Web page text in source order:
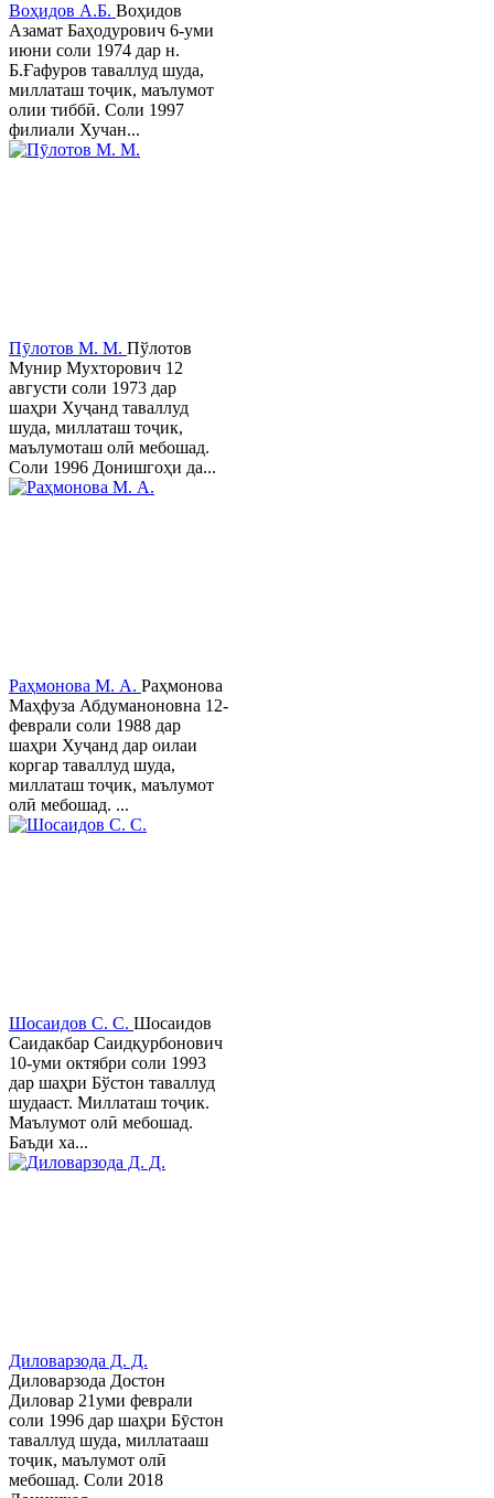
Воҳидов А.Б. Воҳидов
Азамат Баҳодурович 6-уми
июни соли 1974 дар н.
Б.Ғафуров таваллуд шуда,
миллаташ тоҷик, маълумот
олии тиббӣ. Соли 1997
филиали Хучан...
Пӯлотов М. М. Пўлотов
Мунир Мухторович 12
августи соли 1973 дар
шаҳри Хуҷанд таваллуд
шуда, миллаташ тоҷик,
маълумоташ олӣ мебошад.
Соли 1996 Донишгоҳи да...
Раҳмонова М. А. Раҳмонова
Маҳфуза Абдуманоновна 12-
феврали соли 1988 дар
шаҳри Хуҷанд дар оилаи
коргар таваллуд шуда,
миллаташ тоҷик, маълумот
олӣ мебошад. ...
Шосаидов С. С. Шосаидов
Саидакбар Саидқурбонович
10-уми октябри соли 1993
дар шаҳри Бўстон таваллуд
шудааст. Миллаташ тоҷик.
Маълумот олӣ мебошад.
Баъди ха...
Диловарзода Д. Д.
Диловарзода Достон
Диловар 21уми феврали
соли 1996 дар шаҳри Бӯстон
таваллуд шуда, миллатааш
тоҷик, маълумот олӣ
мебошад. Соли 2018